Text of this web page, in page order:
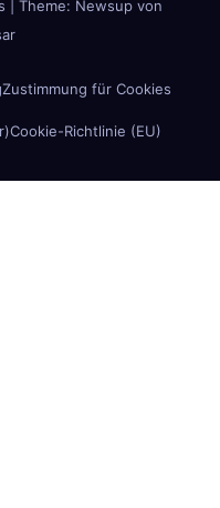
Theme: Newsup von
Zustimmung für Cookies
Cookie-Richtlinie (EU)